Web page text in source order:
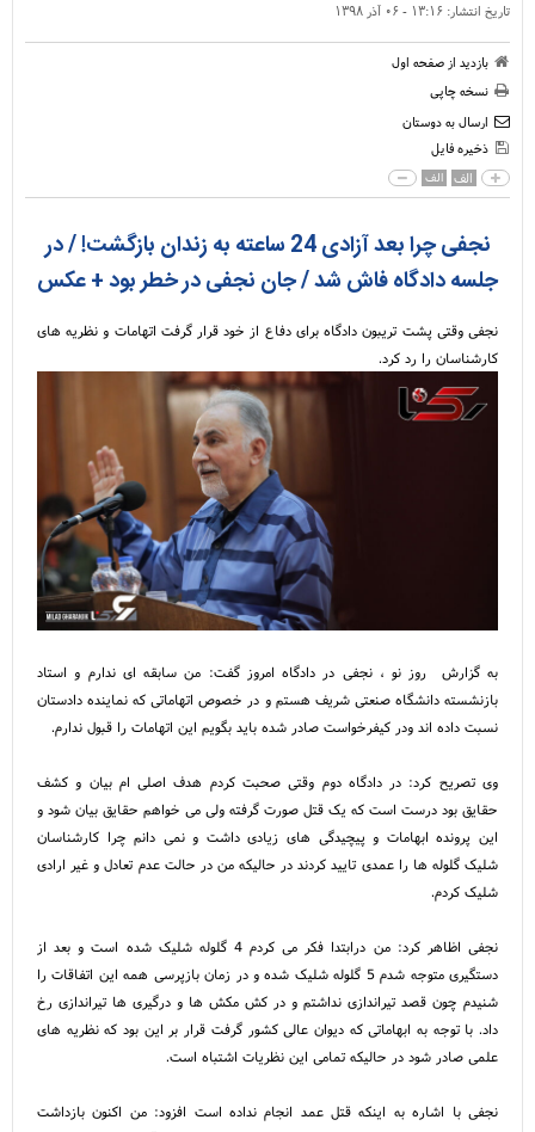
تاریخ انتشار: ۱۳:۱۶ - ۰۶ آذر ۱۳۹۸
بازدید از صفحه اول
نسخه چاپی
ارسال به دوستان
ذخیره فایل
الف الف
نجفی چرا بعد آزادی 24 ساعته به زندان بازگشت! / در
جلسه دادگاه فاش شد / جان نجفی در خطر بود + عکس
نجفی وقتی پشت تریبون دادگاه برای دفاع از خود قرار گرفت اتهامات و نظریه های
کارشناسان را رد کرد.
به گزارش روز نو ، نجفی در دادگاه امروز گفت: من سابقه ای ندارم و استاد
بازنشسته دانشگاه صنعتی شریف هستم و در خصوص اتهاماتی که نماینده دادستان
نسبت داده اند ودر کیفرخواست صادر شده باید بگویم این اتهامات را قبول ندارم.
وی تصریح کرد: در دادگاه دوم وقتی صحبت کردم هدف اصلی ام بیان و کشف
حقایق بود درست است که یک قتل صورت گرفته ولی می خواهم حقایق بیان شود و
این پرونده ابهامات و پیچیدگی های زیادی داشت و نمی دانم چرا کارشناسان
شلیک گلوله ها را عمدی تایید کردند در حالیکه من در حالت عدم تعادل و غیر ارادی
شلیک کردم.
نجفی اظاهر کرد: من درابتدا فکر می کردم 4 گلوله شلیک شده است و بعد از
دستگیری متوجه شدم 5 گلوله شلیک شده و در زمان بازپرسی همه این اتفاقات را
شنیدم چون قصد تیراندازی نداشتم و در کش مکش ها و درگیری ها تیراندازی رخ
داد. با توجه به ابهاماتی که دیوان عالی کشور گرفت قرار بر این بود که نظریه های
علمی صادر شود در حالیکه تمامی این نظریات اشتباه است.
نجفی با اشاره به اینکه قتل عمد انجام نداده است افزود: من اکنون بازداشت